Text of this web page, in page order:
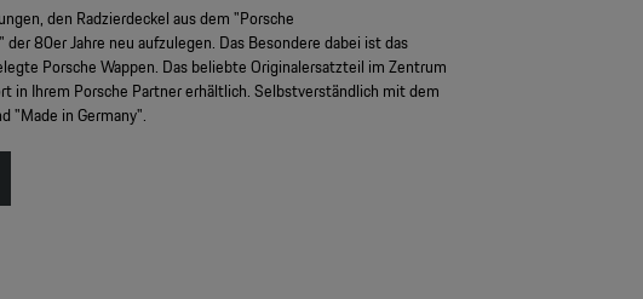
den Radzierdeckel aus dem "Porsche
80er Jahre neu aufzulegen. Das Besondere dabei ist das
Porsche Wappen. Das beliebte Originalersatzteil im Zentrum
in Ihrem Porsche Partner erhältlich. Selbstverständlich mit dem
"Made in Germany".